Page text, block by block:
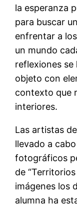
la esperanza
para buscar
enfrentar a
un mundo
reflexiones
objeto con
contexto que
interiores.
Las artistas
llevado a
fotográficos
de
imágenes los
alumna ha